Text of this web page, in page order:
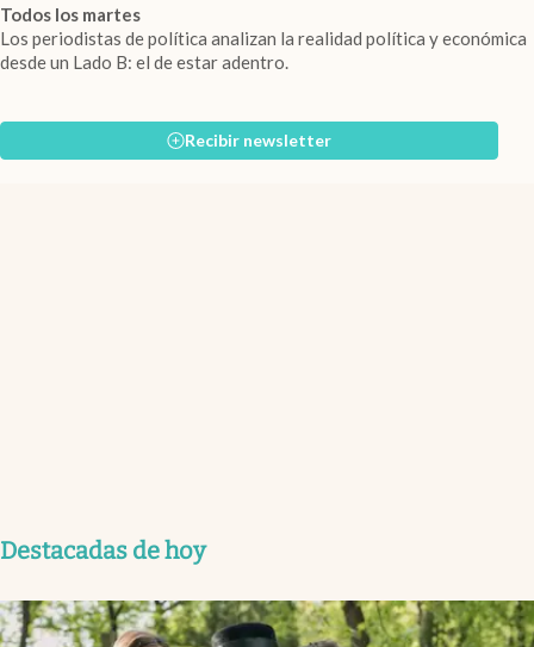
Todos los martes
Los periodistas de política analizan la realidad política y económica
desde un Lado B: el de estar adentro.
Recibir newsletter
Destacadas de hoy